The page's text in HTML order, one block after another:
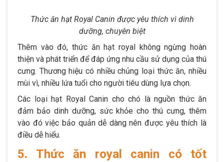
Thức ăn hạt Royal Canin được yêu thích vì dinh
dưỡng, chuyên biệt
Thêm vào đó, thức ăn hạt royal không ngừng hoàn
thiện và phát triển để đáp ứng nhu cầu sử dụng của thú
cưng. Thương hiệu có nhiều chủng loại thức ăn, nhiều
mùi vì, nhiều lứa tuổi cho người tiêu dùng lựa chọn.
Các loại hạt Royal Canin cho chó là nguồn thức ăn
đảm bảo dinh dưỡng, sức khỏe cho thú cưng, thêm
vào đó việc bảo quản dễ dàng nên được yêu thích là
điều dễ hiểu.
5. Thức ăn royal canin có tốt